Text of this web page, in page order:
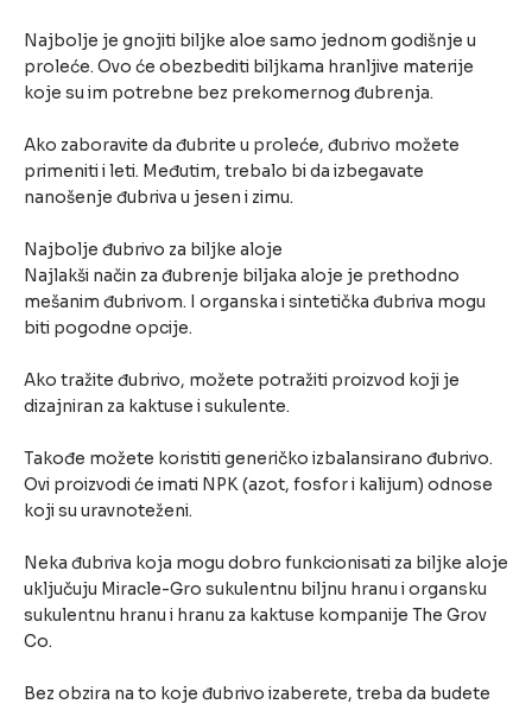
Najbolje je gnojiti biljke aloe samo jednom godišnje u
proleće. Ovo će obezbediti biljkama hranljive materije
koje su im potrebne bez prekomernog đubrenja.
Ako zaboravite da đubrite u proleće, đubrivo možete
primeniti i leti. Međutim, trebalo bi da izbegavate
nanošenje đubriva u jesen i zimu.
Najbolje đubrivo za biljke aloje
Najlakši način za đubrenje biljaka aloje je prethodno
mešanim đubrivom. I organska i sintetička đubriva mogu
biti pogodne opcije.
Ako tražite đubrivo, možete potražiti proizvod koji je
dizajniran za kaktuse i sukulente.
Takođe možete koristiti generičko izbalansirano đubrivo.
Ovi proizvodi će imati NPK (azot, fosfor i kalijum) odnose
koji su uravnoteženi.
Neka đubriva koja mogu dobro funkcionisati za biljke aloje
uključuju Miracle-Gro sukulentnu biljnu hranu i organsku
sukulentnu hranu i hranu za kaktuse kompanije The Grov
Co.
Bez obzira na to koje đubrivo izaberete, treba da budete